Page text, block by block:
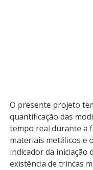
O presente projeto
quantificação das
tempo real durante a
materiais metálicos e
indicador da iniciação
existência de trincas